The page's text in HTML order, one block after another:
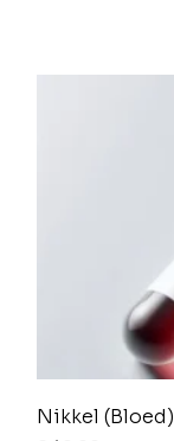
Nikkel (Bloed)